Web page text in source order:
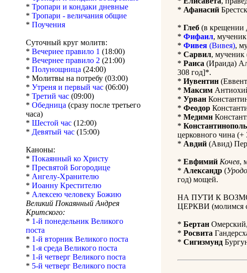
* Тропари и кондаки дневные
* Тропари - величания общие
* Поучения
Суточный круг молитв:
* Вечериее правило 1 (18:00)
* Вечернее правило 2 (21:00)
* Полунощница (24:00)
* Молитвы на потребу (03:00)
* Утреня и первый час (06:00)
* Третий час (09:00)
* Обедница (сразу после третьего
часа)
* Шестой час (12:00)
* Девятый час (15:00)
Каноны:
* Покаянный ко Христу
* Пресвятой Богородице
* Ангелу-Хранителю
* Иоанну Крестителю
* Алексею человеку Божию
Великий Покаянный Андрея
Критского:
* 1-й понедельник Великого
поста
* 1-й вторник Великого поста
* 1-я среда Великого поста
* 1-й четверг Великого поста
* 5-й четверг Великого поста
* Афанасий
* Глеб (в крещении
* Фифаил,
* Фивея (Вивея),
* Сарвил, мученик
* Раиса (Ираида)
308 год]*.
* Иувентин
* Максим
* Урван
* Феодор
* Медимн
*
церковного чина (+
* Авдий (Авид)
* Евфимий Кочев,
* Александр (
год) мощей.
НА ПУТИ К
ЦЕРКВИ (молимся
* Бертан
* Росвита
* Сигизмунд